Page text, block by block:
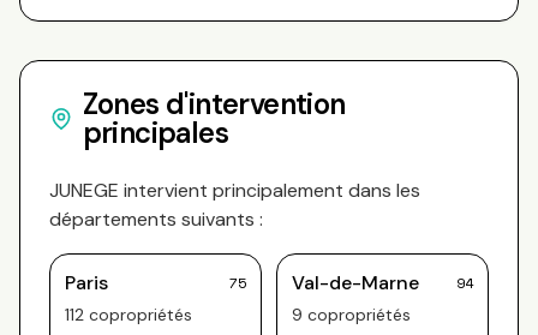
Zones d'intervention
principales
JUNEGE intervient principalement dans les
départements suivants :
Paris 75
112 copropriétés
Val-de-Marne 94
9 copropriétés